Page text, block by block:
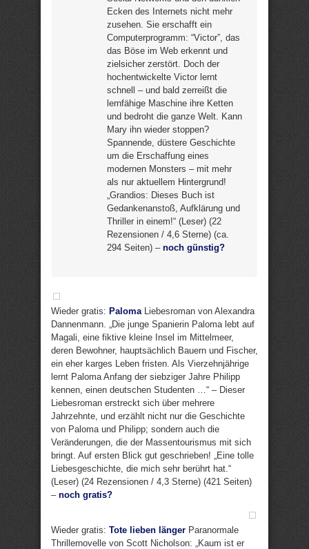
Ecken des Internets nicht mehr
zusehen. Sie erschafft ein
Computerprogramm: “Victor”, das
das Böse im Web erkennt und
zielsicher zerstört. Doch der
hochentwickelte Victor lernt
schnell – und bald zerreißt die
lernfähige Maschine ihre Ketten
und bedroht die ganze Welt. Kann
Mary ihn wieder stoppen?
Spannende, düstere Geschichte
um die Erschaffung eines
modernen Monsters – mit mehr
als nur aktuellem Hintergrund!
„Grandios: Dieses Buch ist
Gedankenanstoß, Aufklärung und
Thriller in einem!“ (Leser) (22
Rezensionen / 4,6 Sterne) (ca.
294 Seiten) – noch günstig?
Wieder gratis: Paloma Liebesroman von Alexandra
Dannenmann. „Die junge Spanierin Paloma lebt auf
Magali, eine fiktive kleine Insel im Mittelmeer,
deren Bewohner, hauptsächlich Bauern und Fischer,
ein eher karges Leben fristen. Als Vierzehnjährige
lernt Paloma Anfang der siebziger Jahre Philipp
kennen, einen deutschen Studenten …“ – Dieser
Liebesroman erstreckt sich über mehrere
Jahrzehnte, und erzählt nicht nur die Geschichte
von Paloma und Philipp; sondern auch die
Veränderungen, die der Massentourismus mit sich
bringt. Auf ersten Blick gut geschrieben! „Eine tolle
Liebesgeschichte, die mich sehr berührt hat.“
(Leser) (24 Rezensionen / 4,3 Sterne) (421 Seiten)
– noch gratis?
Wieder gratis: Tote lieben länger Paranormale
Thrillernovelle von Scott Nicholson: „Kaum ist er